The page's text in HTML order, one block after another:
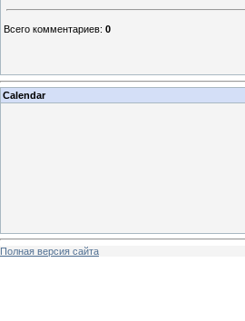
Всего комментариев: 0
Calendar
Полная версия сайта